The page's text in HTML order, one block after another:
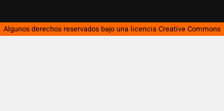
Algunos derechos reservados bajo una licencia Creative Commons